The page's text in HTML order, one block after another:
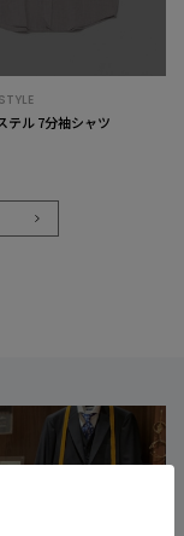
テル 7分袖シャツ